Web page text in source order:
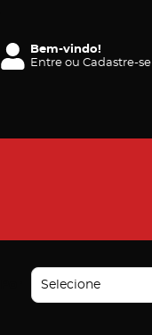
Bem-vindo!
Entreou Cadastre-se
Selecione